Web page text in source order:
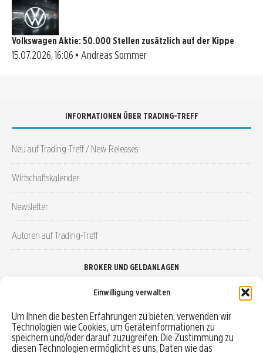
Einwilligung verwalten
Um Ihnen die besten Erfahrungen zu bieten, verwenden wir
Technologien wie Cookies, um Geräteinformationen zu
speichern und/oder darauf zuzugreifen. Die Zustimmung zu
diesen Technologien ermöglicht es uns, Daten wie das
Volkswagen Aktie: 50.000 Stellen zusätzlich auf der Kippe
15.07.2026, 16:06 • Andreas Sommer
INFORMATIONEN ÜBER TRADING-TREFF
Neu auf Trading-Treff / New Releases
Wirtschaftskalender
Newsletter
Autoren auf Trading-Treff
BROKER UND GELDANLAGEN
Robo-Advisor vergleichen